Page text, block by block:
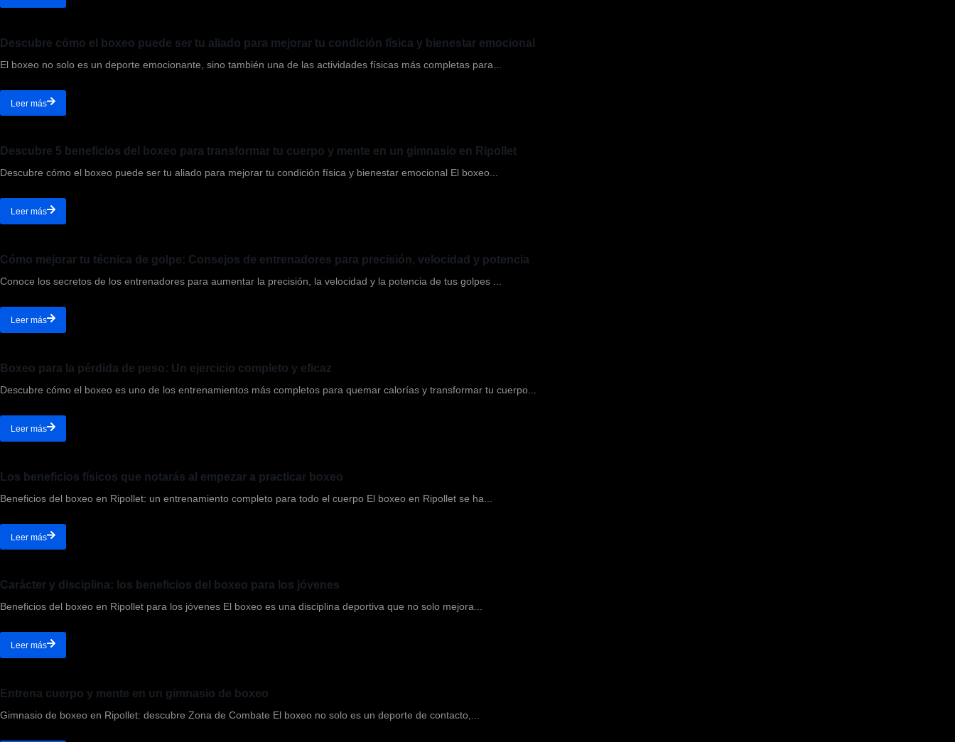
Descubre cómo el boxeo puede ser tu aliado para mejorar tu condición física y bienestar emocional
El boxeo no solo es un deporte emocionante, sino también una de las actividades físicas más completas para...
Leer más
Descubre 5 beneficios del boxeo para transformar tu cuerpo y mente en un gimnasio en Ripollet
Descubre cómo el boxeo puede ser tu aliado para mejorar tu condición física y bienestar emocional El boxeo...
Leer más
Cómo mejorar tu técnica de golpe: Consejos de entrenadores para precisión, velocidad y potencia
Conoce los secretos de los entrenadores para aumentar la precisión, la velocidad y la potencia de tus golpes ...
Leer más
Boxeo para la pérdida de peso: Un ejercicio completo y eficaz
Descubre cómo el boxeo es uno de los entrenamientos más completos para quemar calorías y transformar tu cuerpo...
Leer más
Los beneficios físicos que notarás al empezar a practicar boxeo
Beneficios del boxeo en Ripollet: un entrenamiento completo para todo el cuerpo El boxeo en Ripollet se ha...
Leer más
Carácter y disciplina: los beneficios del boxeo para los jóvenes
Beneficios del boxeo en Ripollet para los jóvenes El boxeo es una disciplina deportiva que no solo mejora...
Leer más
Entrena cuerpo y mente en un gimnasio de boxeo
Gimnasio de boxeo en Ripollet: descubre Zona de Combate El boxeo no solo es un deporte de contacto,...